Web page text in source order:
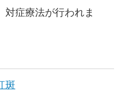
対症療法が行われま
斑